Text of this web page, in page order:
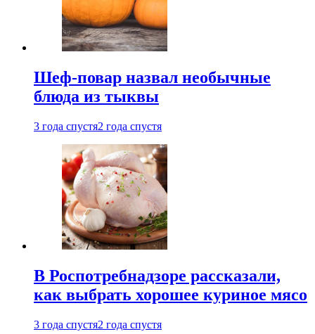
Шеф-повар назвал необычные
блюда из тыквы
3 года спустя2 года спустя
В Роспотребнадзоре рассказали,
как выбрать хорошее куриное мясо
3 года спустя2 года спустя